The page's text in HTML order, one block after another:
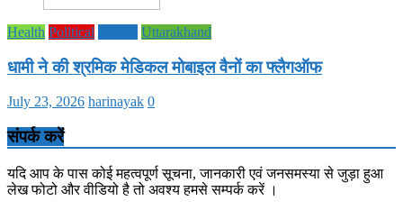
Health Political Uttarakhand
धामी ने की श्रमिक मेडिकल मोबाइल वैनों का फ्लैगऑफ
July 23, 2026 harinayak 0
संपर्क करें
यदि आप के पास कोई महत्वपूर्ण सूचना, जानकारी एवं जनसमस्या से जुड़ा हुआ
लेख फोटो और वीडियो है तो अवश्य हमसे सम्पर्क करें ।